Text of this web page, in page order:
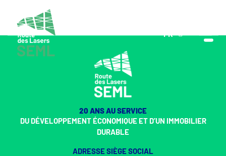
FR
EN
20 ANS AU SERVICE
DU DÉVELOPPEMENT ÉCONOMIQUE ET D’UN IMMOBILIER
DURABLE
ADRESSE SIÈGE SOCIAL